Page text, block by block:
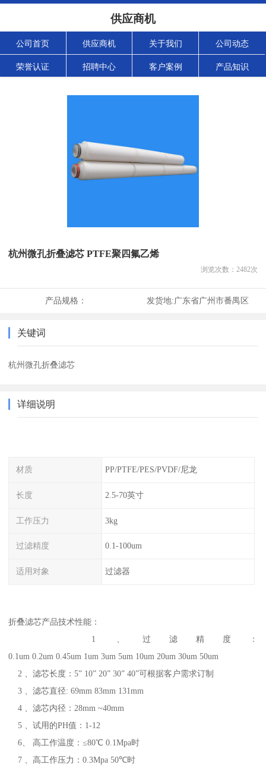
供应商机
公司首页 供应商机 关于我们 公司动态
荣誉认证 招聘中心 客户案例 产品知识
杭州微孔折叠滤芯 PTFE聚四氟乙烯
浏览次数： 2482次
产品规格： 发货地:广东省广州市番禺区
关键词
杭州微孔折叠滤芯
详细说明
材质 PP/PTFE/PES/PVDF/尼龙
长度 2.5-70英寸
工作压力 3kg
过滤精度 0.1-100um
适用对象 过滤器
折叠滤芯产品技术性能：
1 、过滤精度：
0.1um 0.2um 0.45um 1um 3um 5um 10um 20um 30um 50um
2 、滤芯长度：5” 10” 20” 30” 40”可根据客户需求订制
3 、滤芯直径: 69mm 83mm 131mm
4 、滤芯内径：28mm ~40mm
5 、试用的PH值：1-12
6、 高工作温度：≤80℃ 0.1Mpa时
7 、高工作压力：0.3Mpa 50℃时